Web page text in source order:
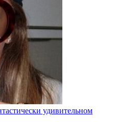
удивительном